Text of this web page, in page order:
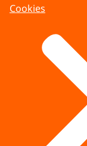
Cookies